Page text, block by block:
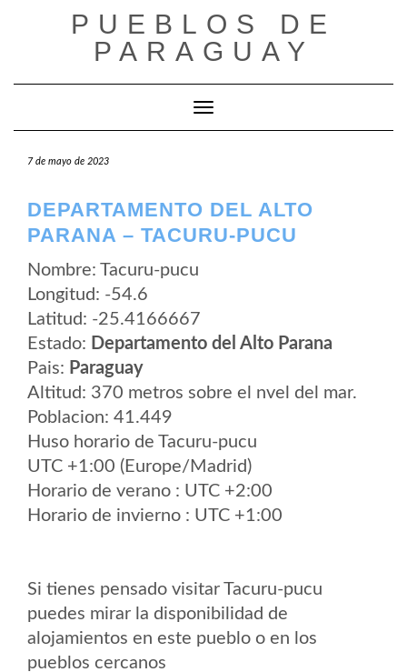
PUEBLOS DE
PARAGUAY
Cambiar modo de navegación
7 de mayo de 2023
DEPARTAMENTO DEL ALTO
PARANA – TACURU-PUCU
Nombre: Tacuru-pucu
Longitud: -54.6
Latitud: -25.4166667
Estado: Departamento del Alto Parana
Pais: Paraguay
Altitud: 370 metros sobre el nvel del mar.
Poblacion: 41.449
Huso horario de Tacuru-pucu
UTC +1:00 (Europe/Madrid)
Horario de verano : UTC +2:00
Horario de invierno : UTC +1:00
Si tienes pensado visitar Tacuru-pucu
puedes mirar la disponibilidad de
alojamientos en este pueblo o en los
pueblos cercanos